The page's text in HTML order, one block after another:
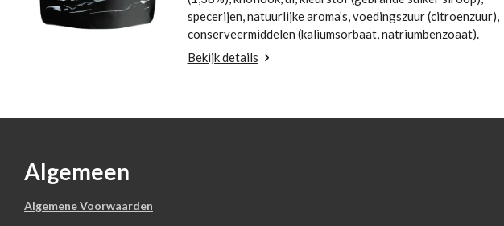
specerijen, natuurlijke aroma’s, voedingszuur (citroenzuur),
conserveermiddelen (kaliumsorbaat, natriumbenzoaat).
Bekijk details
Algemeen
Algemene Voorwaarden